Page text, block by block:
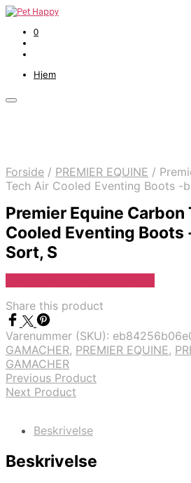
0
Hjem
Forside / PREMIER EQUINE /
Tech Air Cooled Eventing Boots -
Premier Equine Carbon
Cooled Eventing Boots
Sort, S
Share this product
Varenummer (SKU):
GAMACHER, PREMIER EQUINE,
GAMACHER
Previous Product
Next Product
Beskrivelse
Beskrivelse